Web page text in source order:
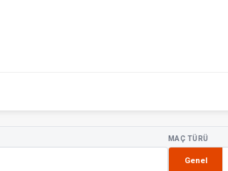
MAÇ TÜRÜ
Genel